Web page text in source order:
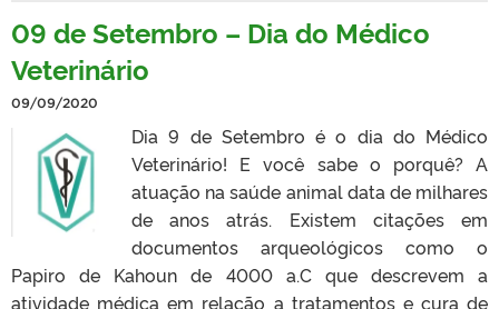
09 de Setembro – Dia do Médico
Veterinário
09/09/2020
Dia 9 de Setembro é o dia do Médico
Veterinário! E você sabe o porquê? A
atuação na saúde animal data de milhares
de anos atrás. Existem citações em
documentos arqueológicos como o
Papiro de Kahoun de 4000 a.C que descrevem a
atividade médica em relação a tratamentos e cura de